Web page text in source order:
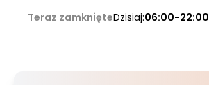
Teraz zamknięteDzisiaj:06:00-22:00